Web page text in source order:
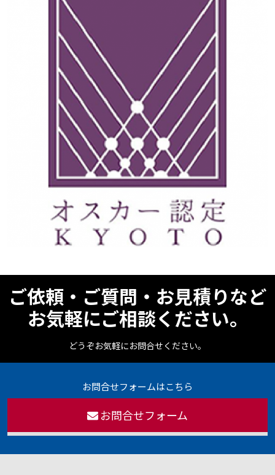
ご依頼・ご質問・お見積りなど
お気軽にご相談ください。
どうぞお気軽にお問合せください。
お問合せフォームはこちら
お問合せフォーム